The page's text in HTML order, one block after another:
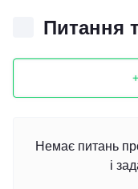
Питання
Немає питань
і